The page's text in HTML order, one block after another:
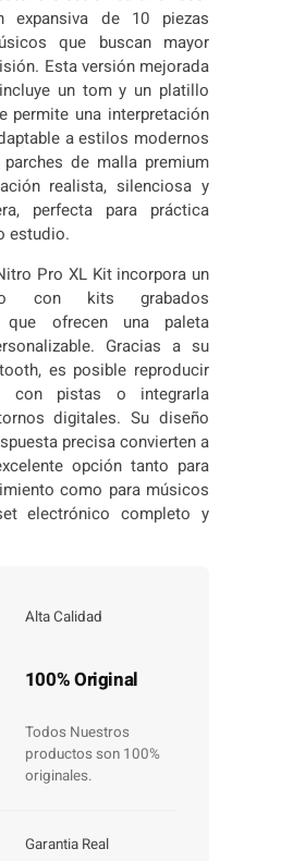
expansiva de 10 piezas
que buscan mayor
Esta versión mejorada
un tom y un platillo
permite una interpretación
a estilos modernos
de malla premium
realista, silenciosa y
perfecta para práctica
estudio.
Pro XL Kit incorpora un
con kits grabados
que ofrecen una paleta
Gracias a su
es posible reproducir
con pistas o integrarla
digitales. Su diseño
precisa convierten a
opción tanto para
como para músicos
electrónico completo y
Alta Calidad
100% Original
Todos Nuestros
productos son 100%
originales.
Garantia Real